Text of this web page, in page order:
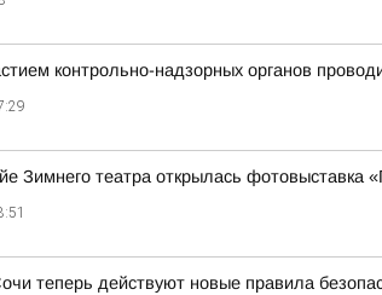
контрольно-надзорных органов
Зимнего театра открылась фотовыставка
теперь действуют новые правила